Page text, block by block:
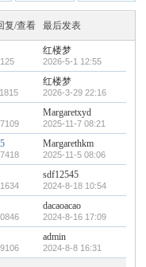
复/查看 最后发表
红楼梦
2026-5-1 12:55
红楼梦
2026-3-29 22:16
Margaretxyd
2025-11-7 08:21
Margarethkm
2025-11-5 08:06
sdf12545
2024-8-18 10:54
dacaoacao
2024-8-16 17:09
admin
2024-8-8 16:31